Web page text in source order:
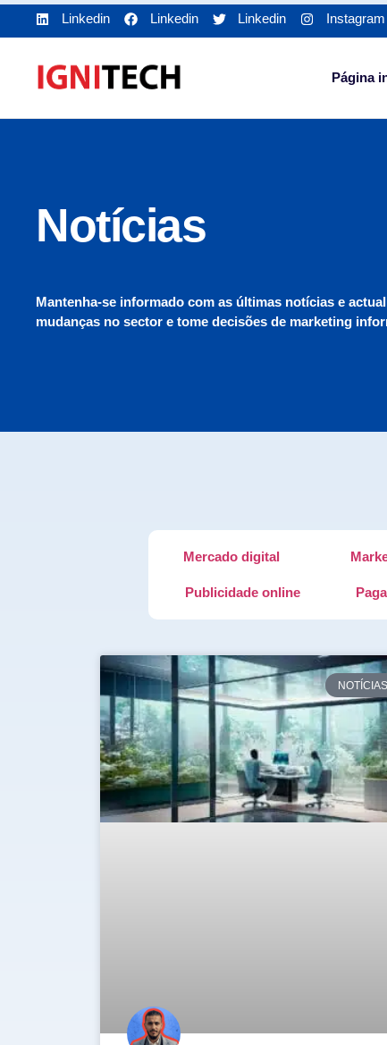
Linkedin Linkedin Linkedin Instagram
Página
Notícias
Mantenha-se informado com as últimas notícias e
mudanças no sector e tome decisões de marketing
Mercado digital
Publicidade online
NOTÍCIAS